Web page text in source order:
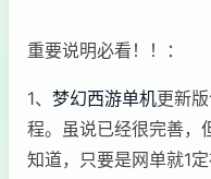
重要说明必看！！：
1、 梦幻西游单机更新
程。虽说已经很完善，
知道，只要是网单就1